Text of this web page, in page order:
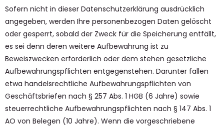
Sofern nicht in dieser Datenschutzerklärung ausdrücklich
angegeben, werden Ihre personenbezogen Daten gelöscht
oder gesperrt, sobald der Zweck für die Speicherung entfällt,
es sei denn deren weitere Aufbewahrung ist zu
Beweiszwecken erforderlich oder dem stehen gesetzliche
Aufbewahrungspflichten entgegenstehen. Darunter fallen
etwa handelsrechtliche Aufbewahrungspflichten von
Geschäftsbriefen nach § 257 Abs. 1 HGB (6 Jahre) sowie
steuerrechtliche Aufbewahrungspflichten nach § 147 Abs. 1
AO von Belegen (10 Jahre). Wenn die vorgeschriebene